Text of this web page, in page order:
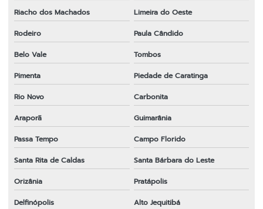
Riacho dos Machados
Limeira do Oeste
Rodeiro
Paula Cândido
Belo Vale
Tombos
Pimenta
Piedade de Caratinga
Rio Novo
Carbonita
Araporã
Guimarânia
Passa Tempo
Campo Florido
Santa Rita de Caldas
Santa Bárbara do Leste
Orizânia
Pratápolis
Delfinópolis
Alto Jequitibá